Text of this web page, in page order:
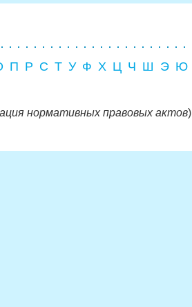
П Р С Т У Ф Х Ц Ч Ш Э Ю
нормативных правовых актов)